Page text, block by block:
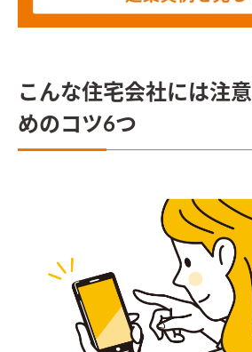
こんな住宅会社には注
めのコツ6つ